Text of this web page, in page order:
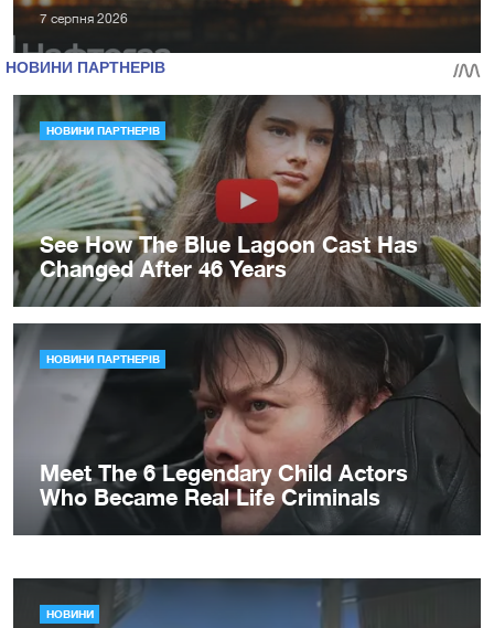
7 серпня 2026
НОВИНИ